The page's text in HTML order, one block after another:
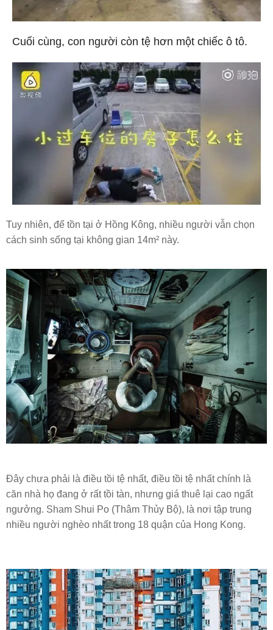
Cuối cùng, con người còn tệ hơn một chiếc ô tô.
Tuy nhiên, để tồn tại ở Hồng Kông, nhiều người vẫn chọn
cách sinh sống tại không gian 14m² này.
Đây chưa phải là điều tồi tệ nhất, điều tồi tệ nhất chính là
căn nhà họ đang ở rất tồi tàn, nhưng giá thuê lại cao ngất
ngưởng. Sham Shui Po (Thâm Thủy Bộ), là nơi tập trung
nhiều người nghèo nhất trong 18 quận của Hong Kong.